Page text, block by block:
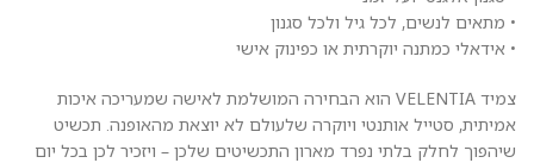
• מתאים לנשים, לכל גיל ולכל סגנון
• אידאלי כמתנה יוקרתית או כפינוק אישי
צמיד VELENTIA הוא הבחירה המושלמת לאישה שמעריכה איכות
אמיתית, סטייל אותנטי ויוקרה שלעולם לא יוצאת מהאופנה. תכשיט
שיהפוך לחלק בלתי נפרד מארון התכשיטים שלכן – ויזכיר לכן בכל יום